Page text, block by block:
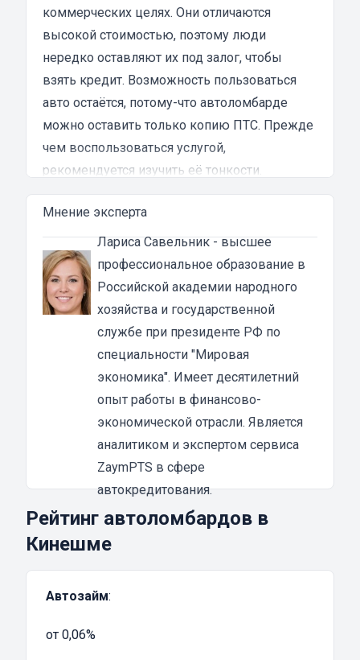
Разочарование и раздражение - это все, что я
испытал в результате этого кредита...
коммерческих целях. Они отличаются
высокой стоимостью, поэтому люди
нередко оставляют их под залог, чтобы
взять кредит. Возможность пользоваться
авто остаётся, потому-что автоломбарде
можно оставить только копию ПТС. Прежде
чем воспользоваться услугой,
рекомендуется изучить её тонкости.
Особенности займов под ПТС под грузовые
авто в Кинешме
Грузовым транспортом считаются
автомобили категорий B, C и их
подкатегории. Транспортное средство
должно быть собственностью заёмщика,
этот факт необходимо подтвердить
документально. Важно, чтобы на автомобиль
не был наложен арест или иные
ограничения. Также нельзя закладывать
одно и то же ТС под залог в разных
автоломбардах.
К заёмщику тоже предъявляются
требования. Он должен быть
совершеннолетним и дееспособным. Иметь
водительское удостоверение не
обязательно, достаточно будет права
свои доходы не требуется, как и иметь
залог авто, не нужно привлекать к
Мнение эксперта
Лариса Савельник- высшее
профессиональное образование в
Российской академии народного
хозяйства и государственной
службе при президенте РФ по
специальности "Мировая
экономика". Имеет десятилетний
опыт работы в финансово-
экономической отрасли. Является
аналитиком и экспертом сервиса
ZaymPTS в сфере
автокредитования.
Рейтинг автоломбардов в
Кинешме
Автозайм:
от 0,06%